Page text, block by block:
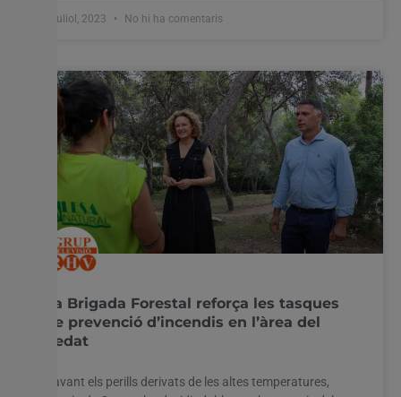
6 juliol, 2023 No hi ha comentaris
La Brigada Forestal reforça les tasques
de prevenció d’incendis en l’àrea del
Vedat
Davant els perills derivats de les altes temperatures,